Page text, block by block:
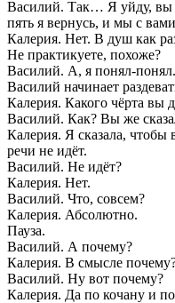
Василий. Так… Я уйду, вы
пять я вернусь, и мы с
Калерия. Нет. В душ как
Не практикуете, похоже?
Василий. А, я понял-
Василий начинает
Калерия. Какого чёрта вы
Василий. Как? Вы же
Калерия. Я сказала, чтобы
речи не идёт.
Василий. Не идёт?
Калерия. Нет.
Василий. Что, совсем?
Калерия. Абсолютно.
Пауза.
Василий. А почему?
Калерия. В смысле
Василий. Ну вот почему?
Калерия. Да по кочану и